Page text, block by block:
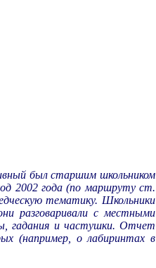
был старшим школьником
2002 года (по маршруту ст.
тематику. Школьники
разговаривали с местными
гадания и частушки. Отчет
(например, о лабиринтах в